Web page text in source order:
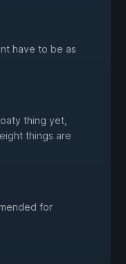
have to be as
thing yet,
things are
for